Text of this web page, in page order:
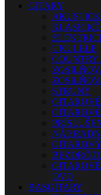
GITARY
UKULELE
COUNTRY
STRUNY
DVD
BASGITARY